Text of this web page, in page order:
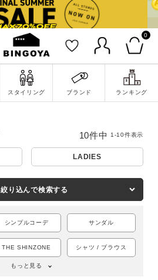
0
スタイリング ブランド ランキング
LADIES
絞り込んで検索する
シンプルコーデ サンダル
THE SHINZONE シャツ / ブラウス
もっと見る
10件中 1-10件表示